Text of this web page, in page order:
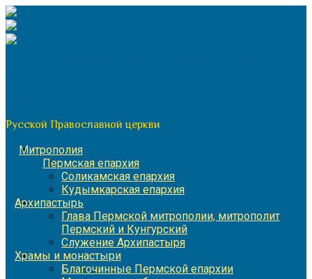
Перейти
к
содержимому
Русской Православной церкви
Митрополия
Пермская епархия
Соликамская епархия
Кудымкарская епархия
Архипастырь
Глава Пермской митрополии, митрополит
Пермский и Кунгурский
Служение Архипастыря
Храмы и монастыри
Благочинные Пермской епархии